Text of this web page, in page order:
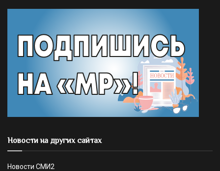
Новости на других сайтах
Новости СМИ2